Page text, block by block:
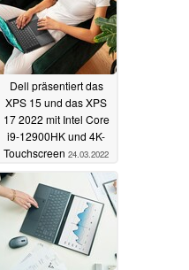
Dell präsentiert das
XPS 15 und das XPS
17 2022 mit Intel Core
i9-12900HK und 4K-
Touchscreen 24.03.2022